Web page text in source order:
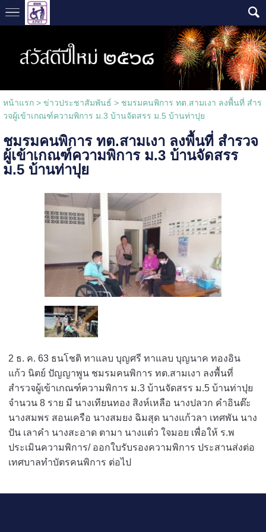
หน้าแรก> ข่าวประชาสัมพันธ์ > ชมรมคนพิการ ทต.สามเงา ลงพื้นที่ สำร
วจผู้เข้าเกณฑ์ความพิการ ม.3 บ้านจัดสรร ม.5 บ้านท่าปุย
ชมรมคนพิการ ทต.สามเงา ลงพื้นที่ สำรวจ
ผู้เข้าเกณฑ์ความพิการ ม.3 บ้านจัดสรร
ม.5 บ้านท่าปุย
2 ธ. ค. 63 ธนโชติ ทาแลบ บุญศรี ทาแลบ บุญนาค ทองอิน
แก้ว นิตย์ ปัญญาพูน ชมรมคนพิการ ทต.สามเงา ลงพื้นที่
สำรวจผู้เข้าเกณฑ์ความพิการ ม.3 บ้านจัดสรร ม.5 บ้านท่าปุย
จำนวน 8 ราย มี นางเทียนทอง สิงห์เหลือ นางปลวก คำอินต๊ะ
นางสมพร สอนเครือ นางสมยง ฉิมสุด นางแก้วลา เทศพัน นาง
ปัน เลาคำ นางสะอาด ตามา นางแต๋ว ใจมอย เพื่อให้ ร.พ
ประเมินความพิการ/ ออกใบรับรองความพิการ ประสานส่งต่อ
เทศบาลทำบัตรคนพิการ ต่อไป